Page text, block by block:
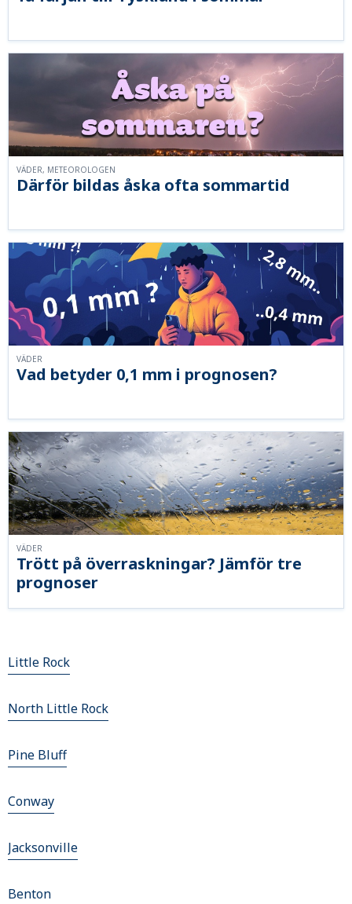
Därför bildas åska ofta sommartid
VÄDER, METEOROLOGEN
Vad betyder 0,1 mm i prognosen?
VÄDER
Trött på överraskningar? Jämför tre
prognoser
VÄDER
Little Rock
North Little Rock
Pine Bluff
Conway
Jacksonville
Benton